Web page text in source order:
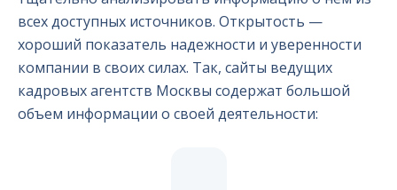
всех доступных источников. Открытость —
хороший показатель надежности и уверенности
компании в своих силах. Так, сайты ведущих
кадровых агентств Москвы содержат большой
объем информации о своей деятельности: